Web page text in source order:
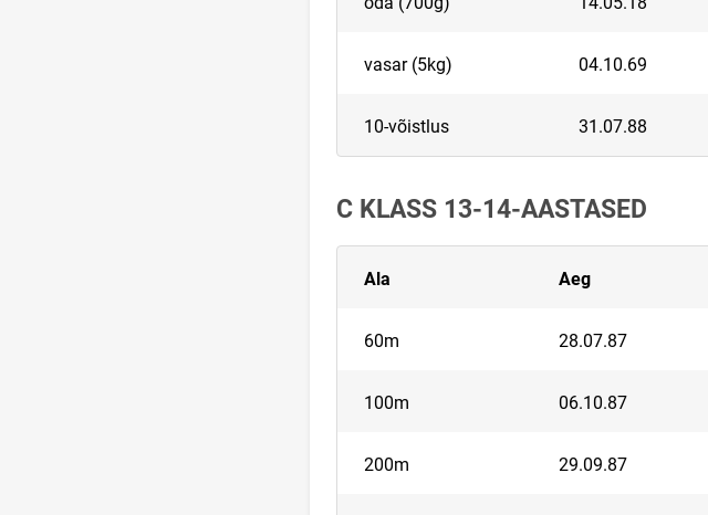
vasar (5kg) 04.10.69
10-võistlus 31.07.88
C KLASS 13-14-AASTASED
Ala Aeg
60m 28.07.87
100m 06.10.87
200m 29.09.87